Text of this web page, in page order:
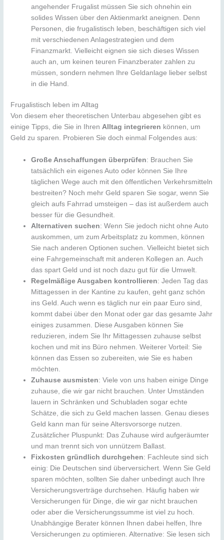
angehender Frugalist müssen Sie sich ohnehin ein
solides Wissen über den Aktienmarkt aneignen. Denn
Personen, die frugalistisch leben, beschäftigen sich viel
mit verschiedenen Anlagestrategien und dem
Finanzmarkt. Vielleicht eignen sie sich dieses Wissen
auch an, um keinen teuren Finanzberater zahlen zu
müssen, sondern nehmen Ihre Geldanlage lieber selbst
in die Hand.
Frugalistisch leben im Alltag
Von diesem eher theoretischen Unterbau abgesehen gibt es
einige Tipps, die Sie in IhrenAlltag integrieren können, um
Geld zu sparen. Probieren Sie doch einmal Folgendes aus:
Große Anschaffungen überprüfen: Brauchen Sie
tatsächlich ein eigenes Auto oder können Sie Ihre
täglichen Wege auch mit den öffentlichen Verkehrsmitteln
bestreiten? Noch mehr Geld sparen Sie sogar, wenn Sie
gleich aufs Fahrrad umsteigen – das ist außerdem auch
besser für die Gesundheit.
Alternativen suchen: Wenn Sie jedoch nicht ohne Auto
auskommen, um zum Arbeitsplatz zu kommen, können
Sie nach anderen Optionen suchen. Vielleicht bietet sich
eine Fahrgemeinschaft mit anderen Kollegen an. Auch
das spart Geld und ist noch dazu gut für die Umwelt.
Regelmäßige Ausgaben kontrollieren: Jeden Tag das
Mittagessen in der Kantine zu kaufen, geht ganz schön
ins Geld. Auch wenn es täglich nur ein paar Euro sind,
kommt dabei über den Monat oder gar das gesamte Jahr
einiges zusammen. Diese Ausgaben können Sie
reduzieren, indem Sie Ihr Mittagessen zuhause selbst
kochen und mit ins Büro nehmen. Weiterer Vorteil: Sie
können das Essen so zubereiten, wie Sie es haben
möchten.
Zuhause ausmisten: Viele von uns haben einige Dinge
zuhause, die wir gar nicht brauchen. Unter Umständen
lauern in Schränken und Schubladen sogar echte
Schätze, die sich zu Geld machen lassen. Genau dieses
Geld kann man für seine Altersvorsorge nutzen.
Zusätzlicher Pluspunkt: Das Zuhause wird aufgeräumter
und man trennt sich von unnützem Ballast.
Fixkosten gründlich durchgehen: Fachleute sind sich
einig: Die Deutschen sind überversichert. Wenn Sie Geld
sparen möchten, sollten Sie daher unbedingt auch Ihre
Versicherungsverträge durchsehen. Häufig haben wir
Versicherungen für Dinge, die wir gar nicht brauchen
oder aber die Versicherungssumme ist viel zu hoch.
Unabhängige Berater können Ihnen dabei helfen, Ihre
Versicherungen zu optimieren. Alternative: Sie lesen sich